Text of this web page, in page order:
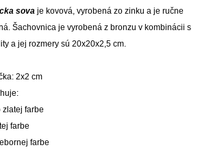
sova je kovová, vyrobená zo zinku a je ručne
Šachovnica je vyrobená z bronzu v kombinácii s
a jej rozmery sú 20x20x2,5 cm.
2x2 cm
zlatej farbe
farbe
farbe